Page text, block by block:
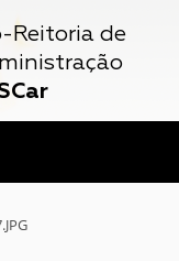
Reitoria de